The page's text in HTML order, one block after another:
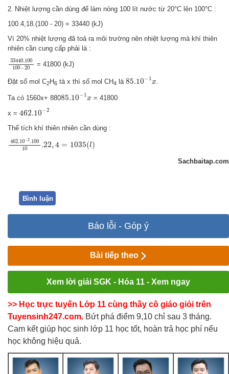
2 Nhiệt lượng cần dùng để làm nóng 100 lít nước từ 20°C lên 100°C :
100.4,18.(100 - 20) = 33440 (kJ)
Vì 20% nhiệt lượng đã toả ra môi trường nên nhiệt lượng mà khí thiên
nhiên cần cung cấp phải là :
33440.100
100−20
33440.100
= 41800 (kJ)
Đặt số mol C2H6 tà x thì số mol CH4 là 85.10−1x
85.10 1
Ta có 1560x+ 88085.10−1x
85.10 1
= 41800
x = 462.10−2
462.10 2
Thể tích khí thiên nhiên cần dùng :
462.10−2.100
10
.22,4 = 1035(l)
462.10 −2
Sachbaitap.com
Bình luận
Báo lỗi - Góp ý
Bài tiếp theo
Xem lời giải SGK - Hóa 11 - Xem ngay
>> Học trực tuyến Lớp 11 cùng thầy cô giáo giỏi trên
Tuyensinh247.com. Bứt phá điểm 9,10 chỉ sau 3 tháng.
Cam kết giúp học sinh lớp 11 học tốt, hoàn trả học phí nếu
học không hiệu quả.